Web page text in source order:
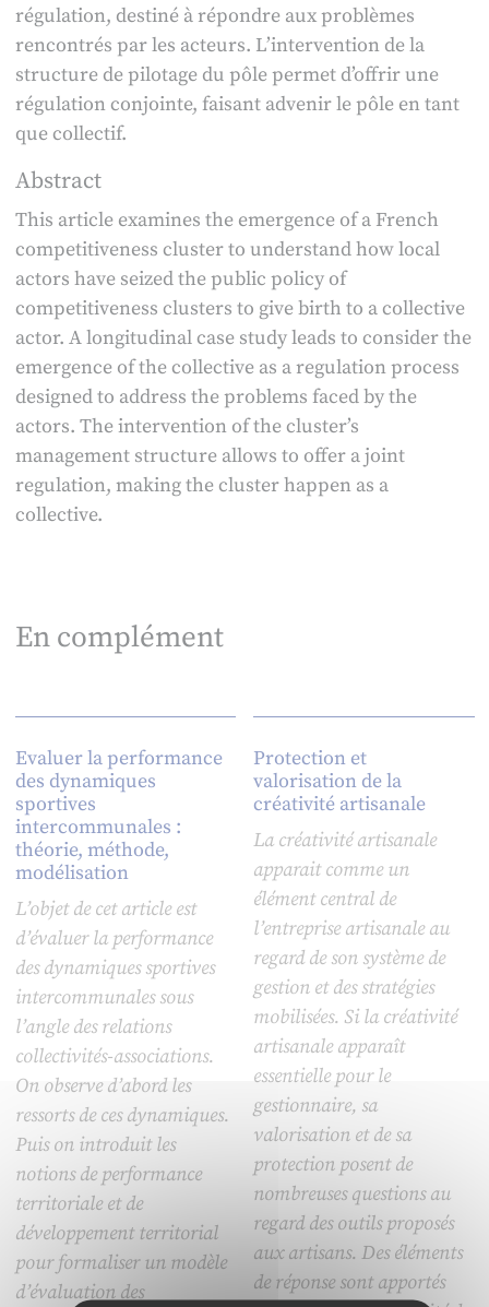
régulation, destiné à répondre aux problèmes
rencontrés par les acteurs. L’intervention de la
structure de pilotage du pôle permet d’offrir une
régulation conjointe, faisant advenir le pôle en tant
que collectif.
Abstract
This article examines the emergence of a French
competitiveness cluster to understand how local
actors have seized the public policy of
competitiveness clusters to give birth to a collective
actor. A longitudinal case study leads to consider the
emergence of the collective as a regulation process
designed to address the problems faced by the
actors. The intervention of the cluster’s
management structure allows to offer a joint
regulation, making the cluster happen as a
collective.
En complément
Evaluer la performance
des dynamiques
sportives
intercommunales :
théorie, méthode,
modélisation
L’objet de cet article est
d’évaluer la performance
des dynamiques sportives
intercommunales sous
l’angle des relations
collectivités-associations.
On observe d’abord les
ressorts de ces dynamiques.
Puis on introduit les
notions de performance
territoriale et de
développement territorial
pour formaliser un modèle
d’évaluation des
Protection et
valorisation de la
créativité artisanale
La créativité artisanale
apparait comme un
élément central de
l’entreprise artisanale au
regard de son système de
gestion et des stratégies
mobilisées. Si la créativité
artisanale apparaît
essentielle pour le
gestionnaire, sa
valorisation et de sa
protection posent de
nombreuses questions au
regard des outils proposés
aux artisans. Des éléments
de réponse sont apportés